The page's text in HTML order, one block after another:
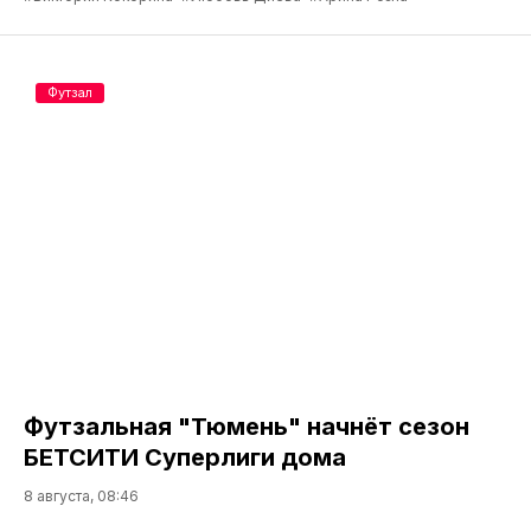
Футзальная "Тюмень" начнёт сезон
БЕТСИТИ Суперлиги дома
8 августа, 08:46
Футзал